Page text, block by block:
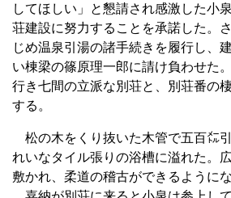
してほしい」と懇請され感激した小
荘建設に努力することを承諾した。
じめ温泉引湯の諸手続きを履行し、
い棟梁の篠原理一郎に請け負わせた
行き七間の立派な別荘と、別荘番の
する。
松の木をくり抜いた木管で五百㍍
れいなタイル張りの浴槽に溢れた。
敷かれ、柔道の稽古ができるように